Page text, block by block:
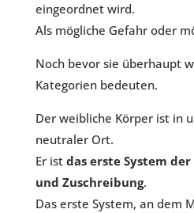
eingeordnet wird.
Als mögliche Gefahr oder
Noch bevor sie überhaupt
Kategorien bedeuten.
Der weibliche Körper ist in
neutraler Ort.
Er ist das erste System
und Zuschreibung.
Das erste System, an dem